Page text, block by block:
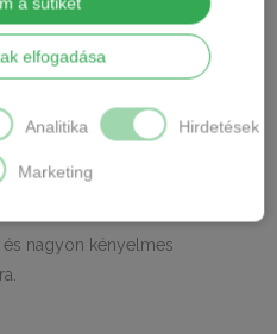
INFORMÁCIÓK
szoktam
nagyon kényelmes
elfogadása
Analitika Hirdetések
Marketing